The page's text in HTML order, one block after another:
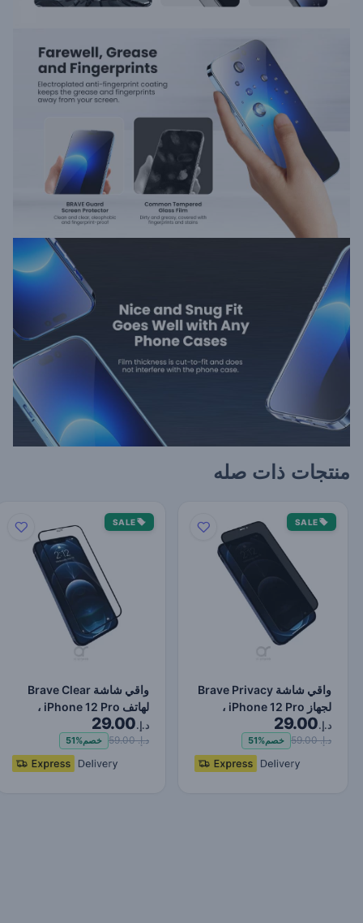
منتجات ذات صله
SALE
واقي شاشة Brave Privacy
لجهاز iPhone 12 Pro ،
حماية ضد الصدمات و…
د.إ.29.00
د.إ. 59.00 خصم51%
SALE
واقي شاشة Brave Clear
لهاتف iPhone 12 Pro ،
حماية ضد الصدمات وال…
د.إ.29.00
د.إ. 59.00 خصم51%